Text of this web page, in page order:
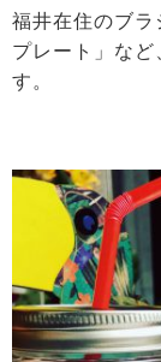
福井在住のブラ
プレート」な
す。